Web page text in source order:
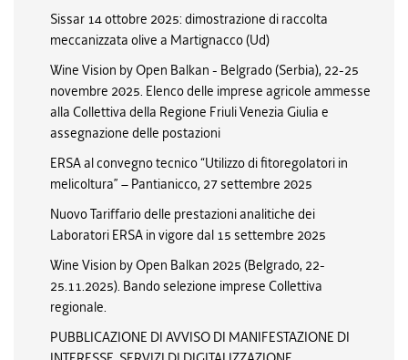
Sissar 14 ottobre 2025: dimostrazione di raccolta
meccanizzata olive a Martignacco (Ud)
Wine Vision by Open Balkan - Belgrado (Serbia), 22-25
novembre 2025. Elenco delle imprese agricole ammesse
alla Collettiva della Regione Friuli Venezia Giulia e
assegnazione delle postazioni
ERSA al convegno tecnico “Utilizzo di fitoregolatori in
melicoltura” – Pantianicco, 27 settembre 2025
Nuovo Tariffario delle prestazioni analitiche dei
Laboratori ERSA in vigore dal 15 settembre 2025
Wine Vision by Open Balkan 2025 (Belgrado, 22-
25.11.2025). Bando selezione imprese Collettiva
regionale.
PUBBLICAZIONE DI AVVISO DI MANIFESTAZIONE DI